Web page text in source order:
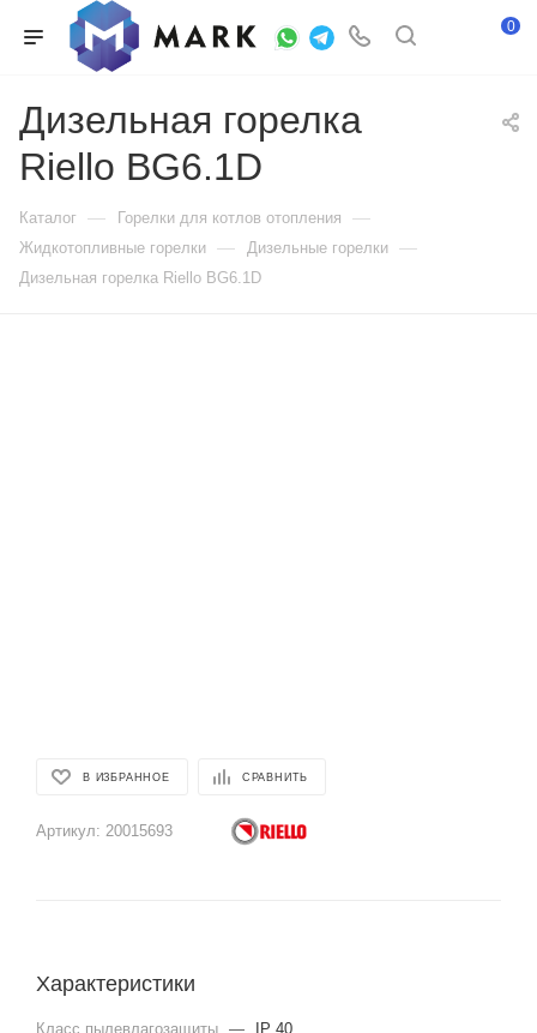
0
Дизельная горелка
Riello BG6.1D
Каталог — Горелки для котлов отопления —
Жидкотопливные горелки — Дизельные горелки —
Дизельная горелка Riello BG6.1D
В ИЗБРАННОЕ СРАВНИТЬ
Артикул: 20015693
Характеристики
Класс пылевлагозащиты —
IP 40